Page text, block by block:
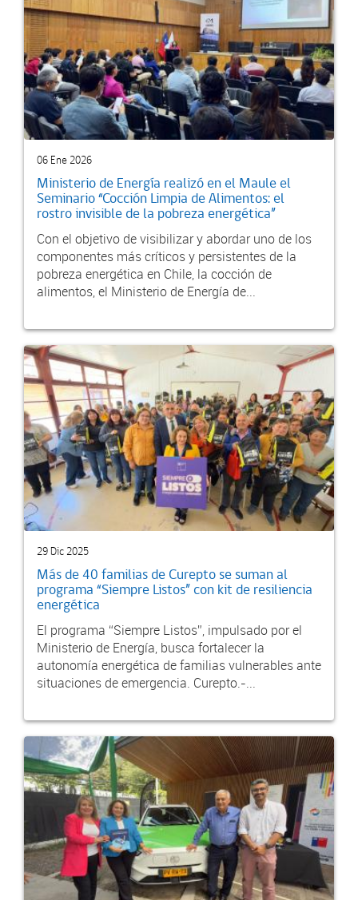
06 Ene 2026
Ministerio de Energía realizó en el Maule el
Seminario “Cocción Limpia de Alimentos: el
rostro invisible de la pobreza energética”
Con el objetivo de visibilizar y abordar uno de los
componentes más críticos y persistentes de la
pobreza energética en Chile, la cocción de
alimentos, el Ministerio de Energía de...
29 Dic 2025
Más de 40 familias de Curepto se suman al
programa “Siempre Listos” con kit de resiliencia
energética
El programa “Siempre Listos”, impulsado por el
Ministerio de Energía, busca fortalecer la
autonomía energética de familias vulnerables ante
situaciones de emergencia. Curepto.-...